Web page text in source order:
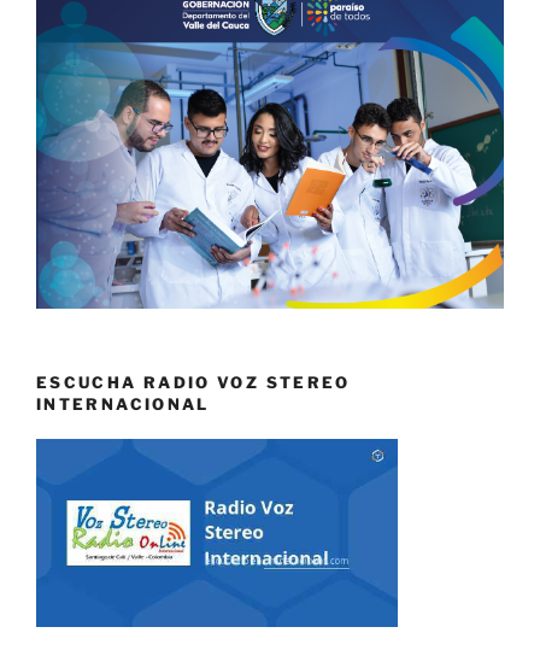
ESCUCHA RADIO VOZ STEREO
INTERNACIONAL